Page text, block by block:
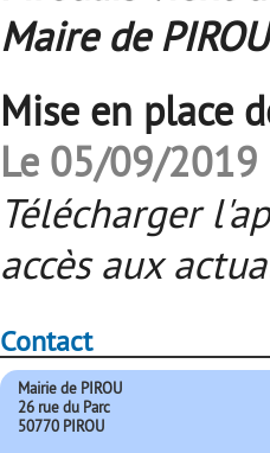
Maire de
Mise en place
Le 05/09/2019
Télécharger
accès aux
Contact
Mairie de PIROU
26 rue du Parc
50770 PIROU